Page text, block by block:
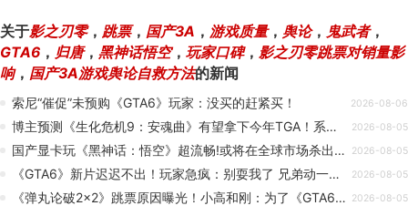
关于影之刃零， 跳票， 国产3A ， 游戏质量， 舆论， 鬼武者，
GTA6 ， 归唐， 黑神话悟空， 玩家口碑， 影之刃零跳票对销量影
响， 国产3A游戏舆论自救方法的新闻
索尼“催促”未预购《GTA6》玩家：没买的赶紧买！ 2026-08-06
博主预测《生化危机9：安魂曲》有望拿下今年TGA！系列首个殊荣 2026-08-05
国产显卡玩《黑神话：悟空》超流畅!或将在全球市场杀出血路 2026-08-05
《GTA6》新片迟迟不出！玩家急疯：别耍我了 兄弟动一下啊 2026-08-05
《弹丸论破2×2》跳票原因曝光！小高和刚：为了《GTA6》 2026-08-05